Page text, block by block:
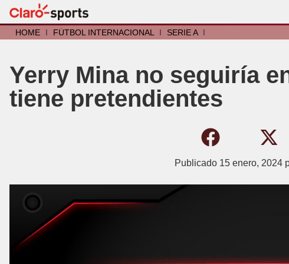
HOME I FÚTBOL INTERNACIONAL I SERIE A I
Yerry Mina no seguiría
tiene pretendientes
Publicado 15 enero, 2024